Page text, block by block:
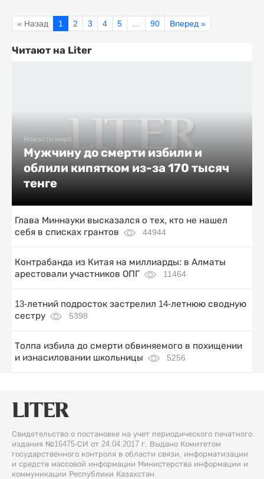
« Назад 1 2 3 4 5 90 Вперед »
Читают на Liter
Новости мира
Мужчину до смерти избили и
облили кипятком из-за 170 тысяч
тенге
Глава Миннауки высказался о тех, кто не нашел
себя в списках грантов
44944
Контрабанда из Китая на миллиарды: в Алматы
арестовали участников ОПГ
11464
13-летний подросток застрелил 14-летнюю сводную
сестру
5398
Толпа избила до смерти обвиняемого в похищении
и изнасиловании школьницы
5256
Свидетельство о постановке на учет периодического печатного
издания №16475-СИ от 24.04.2017 г. Выдано Комитетом
государственного контроля в области связи, информатизации
и средств массовой информации Министерства информации и
коммуникации Республики Казахстан.